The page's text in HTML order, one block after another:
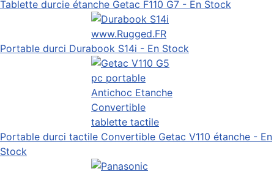
Tablette durcie étanche Getac F110 G7 - En Stock
Portable durci Durabook S14i - En Stock
Portable durci tactile Convertible Getac V110 étanche - En
Stock